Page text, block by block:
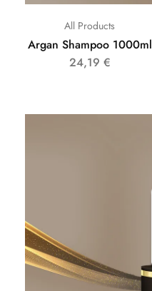
All Products
Argan Shampoo 1000ml
24,19 €